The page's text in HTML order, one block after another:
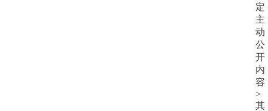
定
主
动
公
开
内
容
>
其